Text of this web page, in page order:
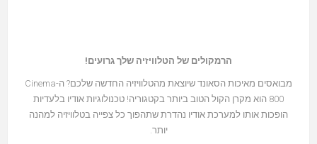
הרמקולים של הטלוויזיה שלך גרועים!
מבואסים מאיכות הסאונד שיוצאת מהטלוויזיה החדשה שלכם? ה-Cinema
800 הוא מקרן הקול הטוב ביותר בקטגוריה! טכנולוגיות אודיו בלעדיות
הופכות אותו למערכת אודיו נהדרת שתהפוך כל צפייה בטלוויזיה למהנה
יותר.